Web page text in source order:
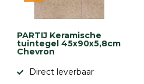
PARTIJ Keramische
tuintegel 45x90x5,8cm
Chevron
Direct leverbaar